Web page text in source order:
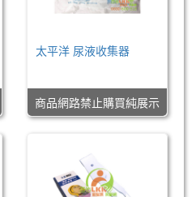
太平洋 尿液收集器
商品網路禁止購買純展示